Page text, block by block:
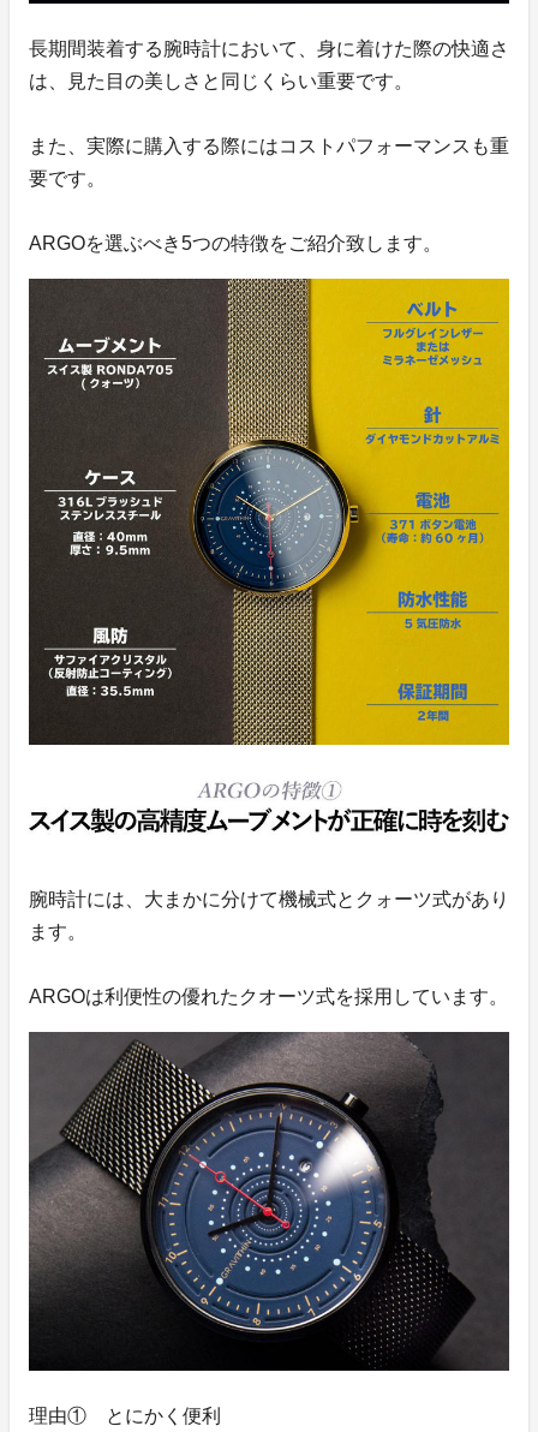
長期間装着する腕時計において、身に着けた際の快適さ
は、見た目の美しさと同じくらい重要です。
また、実際に購入する際にはコストパフォーマンスも重
要です。
ARGOを選ぶべき5つの特徴をご紹介致します。
腕時計には、大まかに分けて機械式とクォーツ式があり
ます。
ARGOは利便性の優れたクオーツ式を採用しています。
理由① とにかく便利